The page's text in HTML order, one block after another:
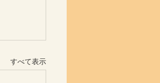
すべて表示